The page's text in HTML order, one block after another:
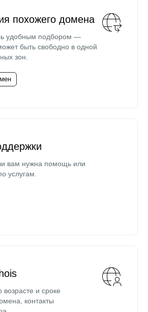
похожего домена
удобным подбором —
быть свободно в одной
зон.
вам нужна помощь или
услугам.
и сроке
контакты